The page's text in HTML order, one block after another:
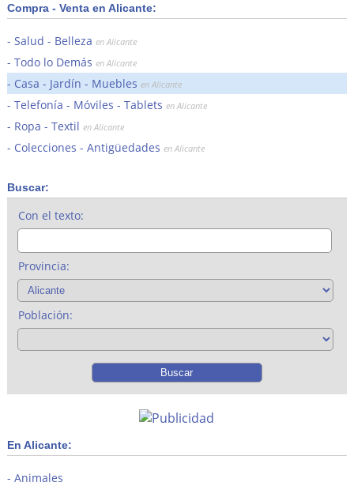
Compra - Venta en Alicante:
Salud - Belleza en Alicante
Todo lo Demás en Alicante
Casa - Jardín - Muebles en Alicante
Telefonía - Móviles - Tablets en Alicante
Ropa - Textil en Alicante
Colecciones - Antigüedades en Alicante
Buscar:
Con el texto:
Provincia:
Población:
En Alicante:
Animales